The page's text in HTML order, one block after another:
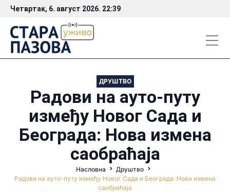
Четвртак, 6. август 2026. 22:39
ДРУШТВО
Радови на ауто-путу
између Новог Сада и
Београда: Нова измена
саобраћаја
Насловна
Друштво
Радови на ауто-путу између Новог Сада и Београда: Нова измена
саобраћаја